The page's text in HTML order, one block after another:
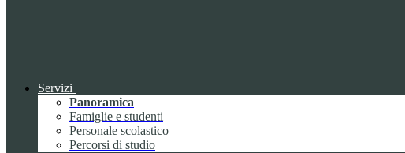
Servizi
Panoramica
Famiglie e studenti
Personale scolastico
Percorsi di studio